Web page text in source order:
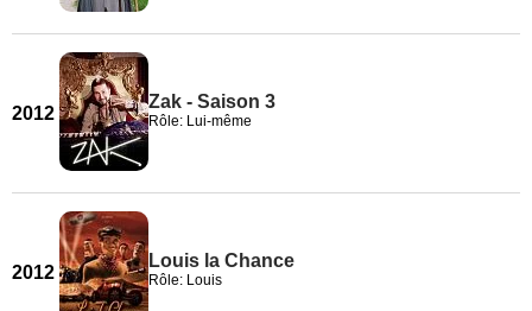
2012
Zak - Saison 3
Rôle: Lui-même
2012
Louis la Chance
Rôle: Louis